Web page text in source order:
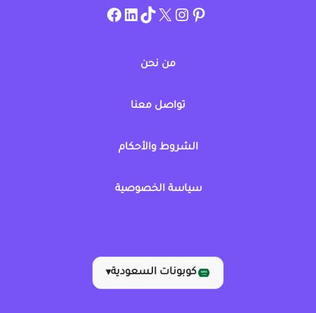
pinterest
allcouponat
twitter
TikTok
linkedin
facebook
من نحن
تواصل معنا
الشروط والأحكام
سياسة الخصوصية
كوبونات السعودية▾